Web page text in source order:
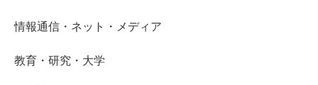
情報通信・ネット・メディア
教育・研究・大学